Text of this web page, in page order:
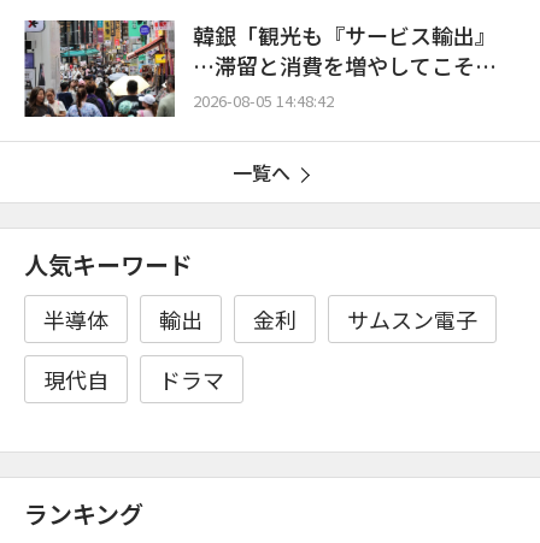
韓銀「観光も『サービス輸出』
…滞留と消費を増やしてこそ成
長効果」
2026-08-05 14:48:42
一覧へ
人気キーワード
半導体 輸出 金利
サムスン電子
現代自
ドラマ
ランキング